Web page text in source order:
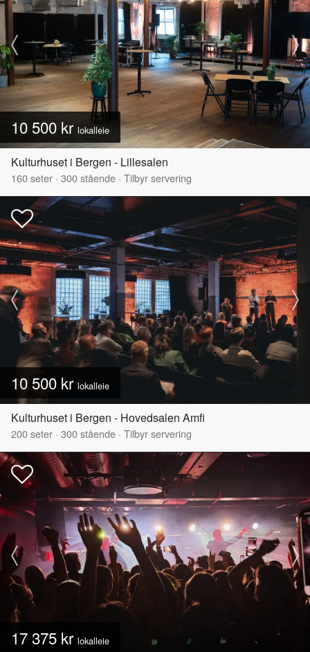
10 500 kr lokalleie
Kulturhuset i Bergen - Lillesalen
160seter · 300stående · Tilbyr servering
10 500 kr lokalleie
Kulturhuset i Bergen - Hovedsalen Amfi
200seter · 300stående · Tilbyr servering
17 375 kr lokalleie